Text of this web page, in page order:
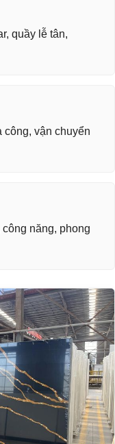
quầy lễ tân,
công, vận chuyển
năng, phong